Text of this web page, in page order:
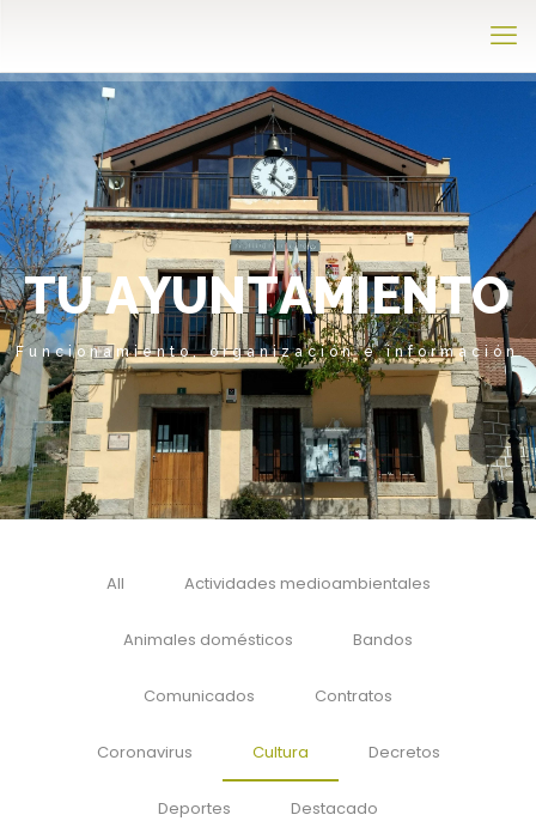
TU AYUNTAMIENTO
Funcionamiento, organización e información
All Actividades medioambientales
Animales domésticos Bandos
Comunicados Contratos
Coronavirus Cultura Decretos
Deportes Destacado